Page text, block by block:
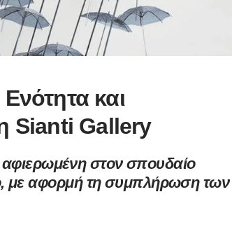
και
Sianti Gallery
στον σπουδαίο
με αφορμή τη συμπλήρωση των